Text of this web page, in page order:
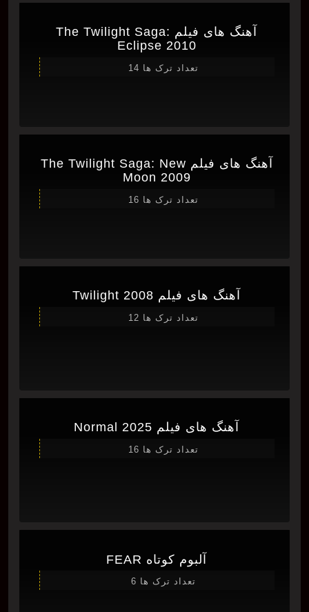
آهنگ های فیلم The Twilight Saga:
Eclipse 2010
تعداد ترک ها 14
آهنگ های فیلم The Twilight Saga: New
Moon 2009
تعداد ترک ها 16
آهنگ های فیلم Twilight 2008
تعداد ترک ها 12
آهنگ های فیلم Normal 2025
تعداد ترک ها 16
آلبوم کوتاه FEAR
تعداد ترک ها 6